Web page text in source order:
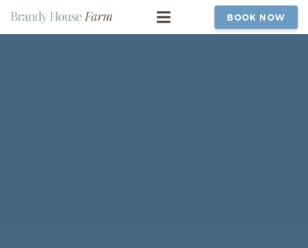
BOOK NOW